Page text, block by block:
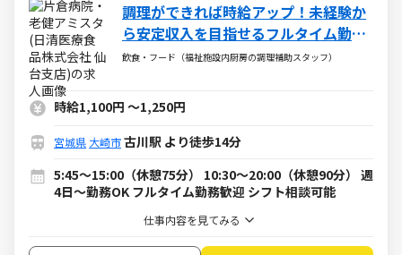
調理ができれば時給アップ！未経験か
ら安定収入を目指せるフルタイム勤務
歓迎
飲食・フード（福祉施設内厨房の調理補助スタッフ）
時給1,100円 ～1,250円
宮城県 大崎市古川駅 より徒歩14分
5:45～15:00（休憩75分） 10:30～20:00（休憩90分） 週
4日～勤務OK フルタイム勤務歓迎 シフト相談可能
仕事内容を見てみる